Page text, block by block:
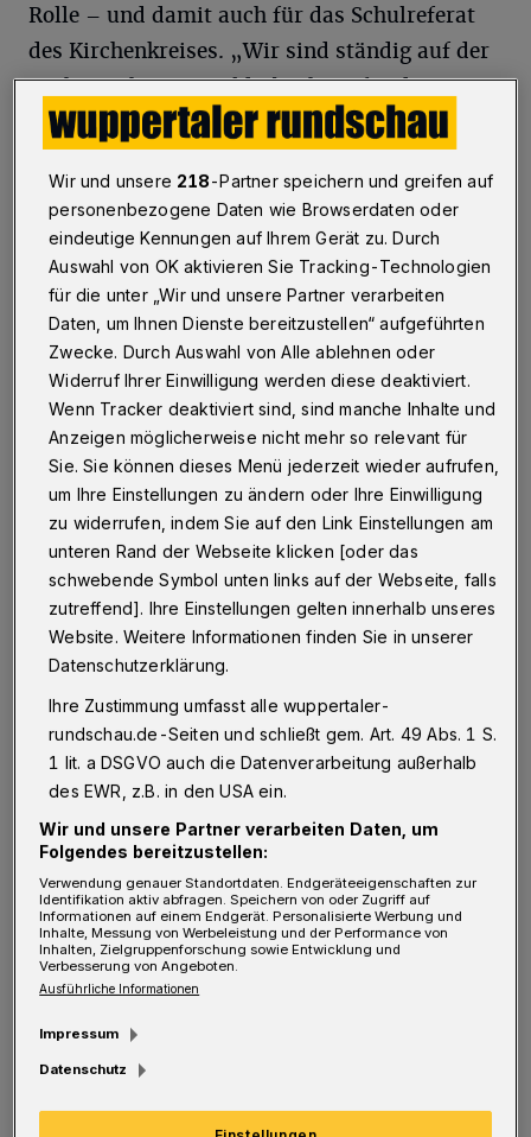
Rolle – und damit auch für das Schulreferat
des Kirchenkreises. „Wir sind ständig auf der
Suche nach guten Bilderbüchern für die
Schulneulinge, Büchern für Jugendliche, mit
denen sich ein Thema vertiefen lässt, oder
Büchern, die Lehrerinnen und Lehrer mit in
den Urlaub nehmen, um sich thematisch zu
inspirieren“, sagt Schulreferentin Beate
Haude.
Dabei sieht die gelernte Religionslehrerin
einen großen Unterschied zwischen guter
Literatur und Büchern, die auf ein Thema hin
pädagogisch konzipiert sind. „Letztere tragen
nicht so weit, wie manche Verfasser glauben“,
so Haude. „Gute Literatur für Kinder und
Jugendliche eröffnet eigene Welten, in denen
man mitleiden, mitjubeln und mitlieben kann,
ganz unabhängig von der eigenen, realen
Situation. Sie kann auch Widerstände
enthalten, an denen man sich abarbeiten
muss.“
Zum Weltkinder- und Jugendbuchtag, der
insbesondere Bücher für Kinder und Schüler in
den Blick nimmt, empfiehlt sie hier einige
ältere und neuere Werke, die sich gut für den
Religions- oder Konfirmandenunterricht
eignen. Die Bücher können auch in der
Mediothek des Kirchenkreises ausgeliehen
werden. In den Schulferien ist sie nach
Vereinbarung (Telefon: 0202 / 97440871 oder
Wir und unsere 218-Partner speichern und greifen auf
personenbezogene Daten wie Browserdaten oder
eindeutige Kennungen auf Ihrem Gerät zu. Durch
Auswahl von OK aktivieren Sie Tracking-Technologien
für die unter „Wir und unsere Partner verarbeiten
Daten, um Ihnen Dienste bereitzustellen“ aufgeführten
Zwecke. Durch Auswahl von Alle ablehnen oder
Widerruf Ihrer Einwilligung werden diese deaktiviert.
Wenn Tracker deaktiviert sind, sind manche Inhalte und
Anzeigen möglicherweise nicht mehr so relevant für
Sie. Sie können dieses Menü jederzeit wieder aufrufen,
um Ihre Einstellungen zu ändern oder Ihre Einwilligung
zu widerrufen, indem Sie auf den Link Einstellungen am
unteren Rand der Webseite klicken [oder das
schwebende Symbol unten links auf der Webseite, falls
zutreffend]. Ihre Einstellungen gelten innerhalb unseres
Website. Weitere Informationen finden Sie in unserer
Datenschutzerklärung.
Ihre Zustimmung umfasst alle wuppertaler-
rundschau.de-Seiten und schließt gem. Art. 49 Abs. 1 S.
1 lit. a DSGVO auch die Datenverarbeitung außerhalb
des EWR, z.B. in den USA ein.
Wir und unsere Partner verarbeiten Daten, um
Folgendes bereitzustellen:
Verwendung genauer Standortdaten. Endgeräteeigenschaften zur
Identifikation aktiv abfragen. Speichern von oder Zugriff auf
Informationen auf einem Endgerät. Personalisierte Werbung und
Inhalte, Messung von Werbeleistung und der Performance von
Inhalten, Zielgruppenforschung sowie Entwicklung und
Verbesserung von Angeboten.
Ausführliche Informationen
Impressum
Datenschutz